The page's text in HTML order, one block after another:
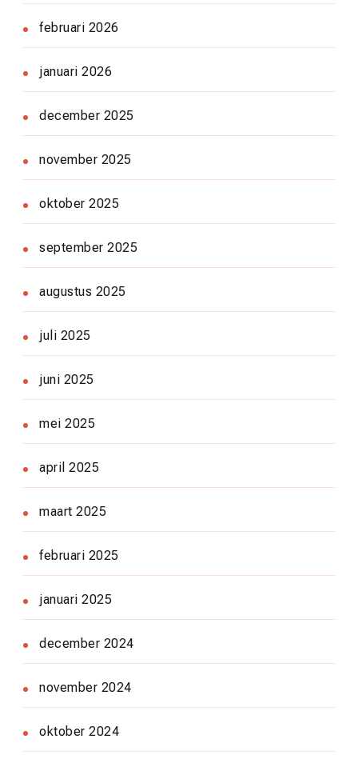
februari 2026
januari 2026
december 2025
november 2025
oktober 2025
september 2025
augustus 2025
juli 2025
juni 2025
mei 2025
april 2025
maart 2025
februari 2025
januari 2025
december 2024
november 2024
oktober 2024